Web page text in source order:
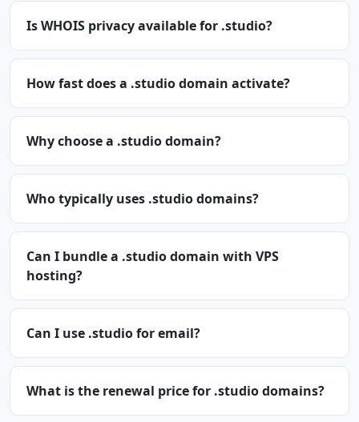
Is WHOIS privacy available for .studio?
How fast does a .studio domain activate?
Why choose a .studio domain?
Who typically uses .studio domains?
Can I bundle a .studio domain with VPS
hosting?
Can I use .studio for email?
What is the renewal price for .studio domains?